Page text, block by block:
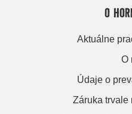
O
Aktuálne
O
Údaje o
Záruka trvale